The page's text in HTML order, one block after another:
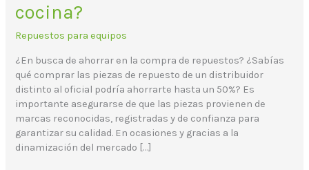
cocina?
Repuestos para equipos
¿En busca de ahorrar en la compra de repuestos? ¿Sabías
qué comprar las piezas de repuesto de un distribuidor
distinto al oficial podría ahorrarte hasta un 50%? Es
importante asegurarse de que las piezas provienen de
marcas reconocidas, registradas y de confianza para
garantizar su calidad. En ocasiones y gracias a la
dinamización del mercado […]